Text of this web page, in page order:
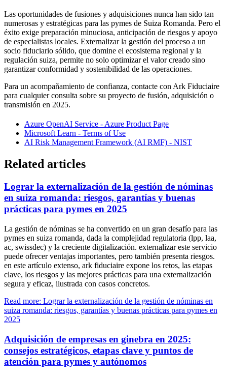
Las oportunidades de fusiones y adquisiciones nunca han sido tan
numerosas y estratégicas para las pymes de Suiza Romanda. Pero el
éxito exige preparación minuciosa, anticipación de riesgos y apoyo
de especialistas locales. Externalizar la gestión del proceso a un
socio fiduciario sólido, que domine el ecosistema regional y la
regulación suiza, permite no solo optimizar el valor creado sino
garantizar conformidad y sostenibilidad de las operaciones.
Para un acompañamiento de confianza, contacte con Ark Fiduciaire
para cualquier consulta sobre su proyecto de fusión, adquisición o
transmisión en 2025.
Azure OpenAI Service - Azure Product Page
Microsoft Learn - Terms of Use
AI Risk Management Framework (AI RMF) - NIST
Related articles
Lograr la externalización de la gestión de nóminas
en suiza romanda: riesgos, garantías y buenas
prácticas para pymes en 2025
La gestión de nóminas se ha convertido en un gran desafío para las
pymes en suiza romanda, dada la complejidad regulatoria (lpp, laa,
ac, swissdec) y la creciente digitalización. externalizar este servicio
puede ofrecer ventajas importantes, pero también presenta riesgos.
en este artículo extenso, ark fiduciaire expone los retos, las etapas
clave, los riesgos y las mejores prácticas para una externalización
segura y eficaz, ilustrada con casos concretos.
Read more: Lograr la externalización de la gestión de nóminas en
suiza romanda: riesgos, garantías y buenas prácticas para pymes en
2025
Adquisición de empresas en ginebra en 2025:
consejos estratégicos, etapas clave y puntos de
atención para pymes y autónomos